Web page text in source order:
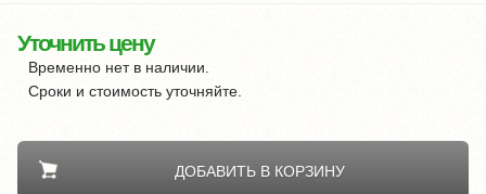
Уточнить цену
Временно нет в наличии.
Сроки и стоимость уточняйте.
ДОБАВИТЬ В КОРЗИНУ